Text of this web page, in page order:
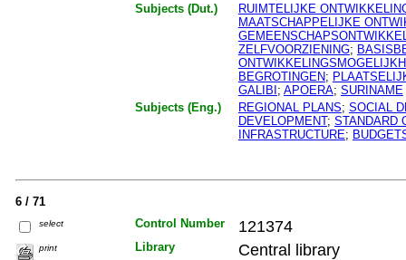
Subjects (Dut.)
RUIMTELIJKE
MAATSCHAPPELIJKE
ZELFVOORZIENING;
BEGROTINGEN;
GALIBI ; APOERA; SURINAME
Subjects (Eng.)
REGIONAL PLANS; SOCIAL
DEVELOPMENT; STANDARD
INFRASTRUCTURE;
6 / 71
select
print
Control Number 121374
Library Central library